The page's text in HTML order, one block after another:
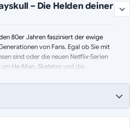
– Die Helden deiner
80er Jahren fasziniert der ewige
von Fans. Egal ob Sie mit
sind oder die neuen Netflix-Serien
um He-Man, Skeletor und die